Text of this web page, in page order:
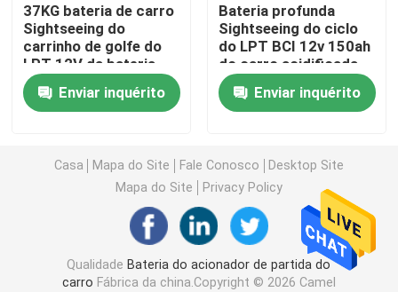
Bateria acidificada ao chumbo do lazer
Bateria acidificada ao chumbo da tração
Bateria de dupla finalidade
Marine Battery acidificada ao chumbo
Sistema residencial do armazenamento de energia
37KG bateria de carro
Sightseeing do
carrinho de golfe do
LPT 12V da bateria
acidificada ao chumbo
150ahEnviar inquérito
Bateria profunda
Sightseeing do ciclo
do LPT BCI 12v 150ah
do carro acidificada
ao chumbo
Enviar inquérito
Casa Mapa do Site Fale Conosco
Desktop Site
Mapa do Site
Privacy Policy
Qualidade Bateria do acionador de partida do
carro Fábrica da china.Copyright © 2026 Camel